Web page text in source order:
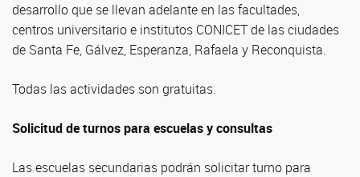
desarrollo que se llevan adelante en las facultades,
centros universitario e institutos CONICET de las ciudades
de Santa Fe, Gálvez, Esperanza, Rafaela y Reconquista.
Todas las actividades son gratuitas.
Solicitud de turnos para escuelas y consultas
Las escuelas secundarias podrán solicitar turno para